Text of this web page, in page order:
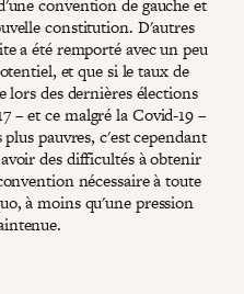
convention de gauche et
constitution. D'autres
a été remporté avec un peu
et que si le taux de
lors des dernières élections
– et ce malgré la Covid-19 –
pauvres, c'est cependant
des difficultés à obtenir
nécessaire à toute
à moins qu'une pression